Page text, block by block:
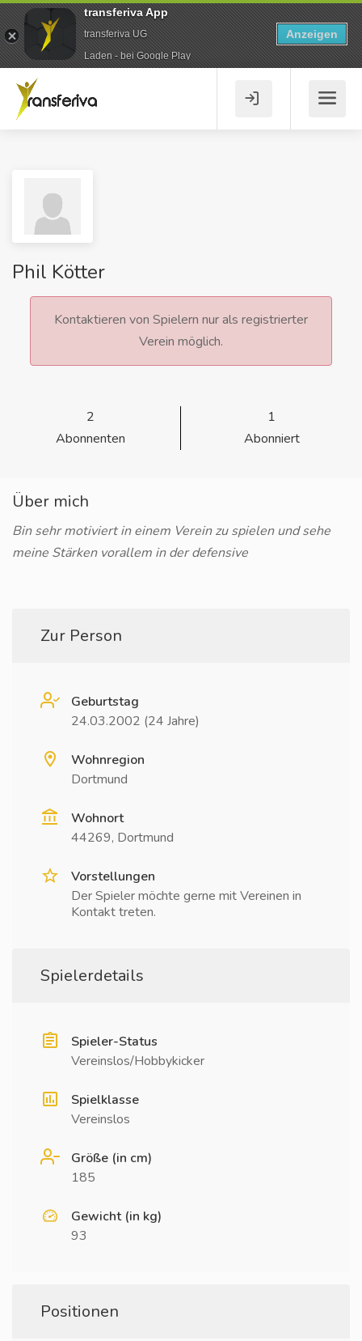
Phil Kötter
Kontaktieren von Spielern nur als registrierter
Verein möglich.
2
Abonnenten
1
Abonniert
Über mich
Bin sehr motiviert in einem Verein zu spielen und sehe
meine Stärken vorallem in der defensive
Zur Person
Geburtstag
24.03.2002 (24 Jahre)
Wohnregion
Dortmund
Wohnort
44269, Dortmund
Vorstellungen
Der Spieler möchte gerne mit Vereinen in
Kontakt treten.
Spielerdetails
Spieler-Status
Vereinslos/Hobbykicker
Spielklasse
Vereinslos
Größe (in cm)
185
Gewicht (in kg)
93
Positionen
transferiva App
transferiva UG
Laden - bei Google Play
Anzeigen